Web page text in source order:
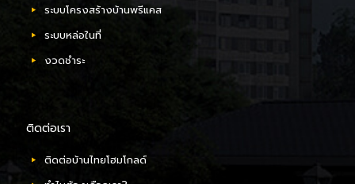
ระบบโครงสร้างบ้านพรีแคส
ระบบหล่อในที่
งวดชำระ
ติดต่อเรา
ติดต่อบ้านไทยโฮมโกลด์